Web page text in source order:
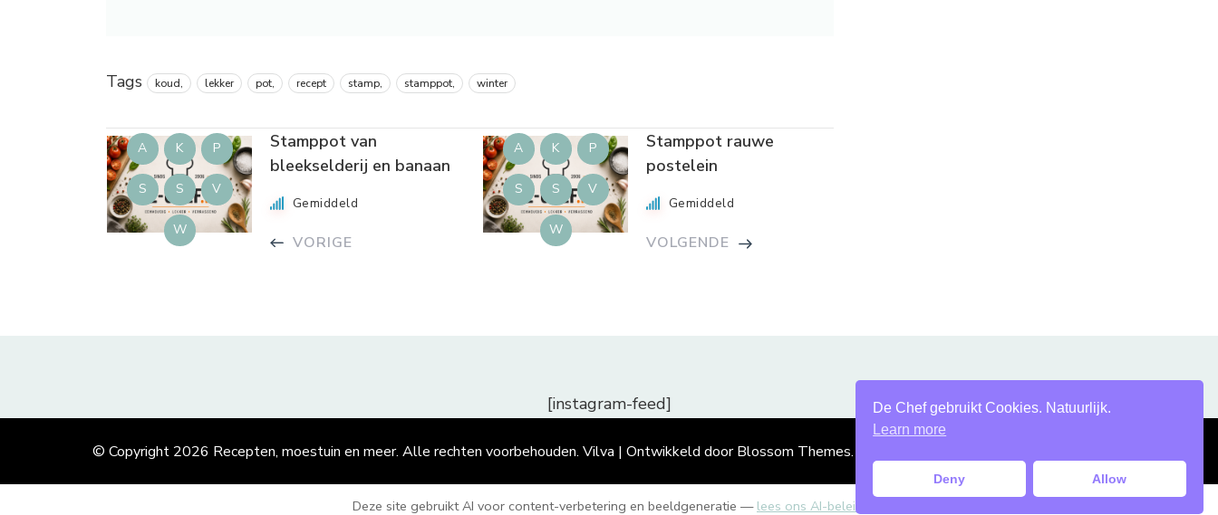
Tags koud, lekker pot, recept stamp, stamppot, winter
A K P
S S V
W
Stamppot van
bleekselderij en banaan
Gemiddeld
VORIGE
A K P
S S V
W
Stamppot rauwe
postelein
Gemiddeld
VOLGENDE
[instagram-feed]
© Copyright 2026 Recepten, moestuin en meer. Alle rechten voorbehouden. Vilva | Ontwikkeld doorBlossom Themes. Mogelijk gemaakt door
Deze site gebruikt AI voor content-verbetering en beeldgeneratie — lees ons AI-beleid
De Chef gebruikt Cookies. Natuurlijk.
Learn more
Deny Allow